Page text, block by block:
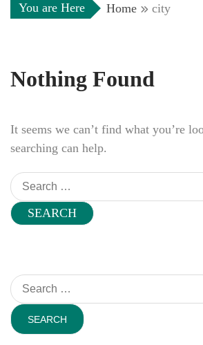
You are Here Home city
Nothing Found
It seems we can’t find what you’re
searching can help.
Search
for:
Search
for: